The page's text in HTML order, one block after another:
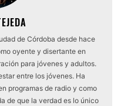
de Córdoba desde hace
oyente y disertante en
para jóvenes y adultos.
entre los jóvenes. Ha
programas de radio y como
de que la verdad es lo único